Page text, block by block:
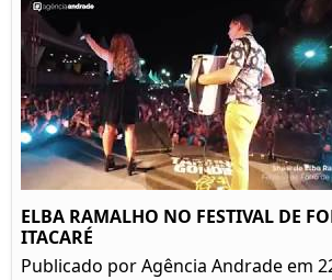
ELBA RAMALHO NO FESTIVAL DE
ITACARÉ
Publicado por Agência Andrade em